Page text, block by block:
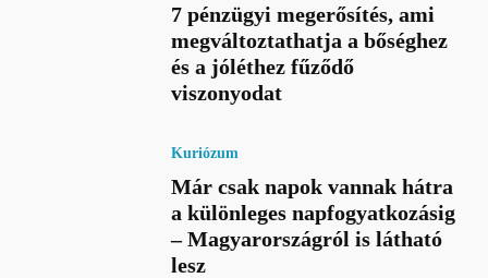
7 pénzügyi megerősítés, ami
megváltoztathatja a bőséghez
és a jóléthez fűződő
viszonyodat
Kuriózum
Már csak napok vannak hátra
a különleges napfogyatkozásig
– Magyarországról is látható
lesz